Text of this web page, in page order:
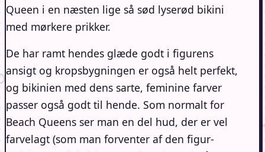
Queen i en næsten lige så sød lyserød bikini
med mørkere prikker.
De har ramt hendes glæde godt i figurens
ansigt og kropsbygningen er også helt perfekt,
og bikinien med dens sarte, feminine farver
passer også godt til hende. Som normalt for
Beach Queens ser man en del hud, der er vel
farvelagt (som man forventer af den figur-